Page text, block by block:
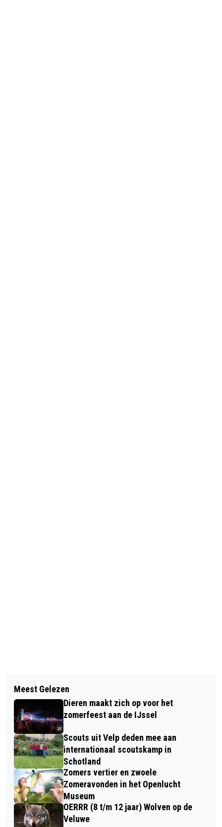
EERBEEKSE MENNER HANS HEUS
GESELECTEERD VOOR HET
WERELDKAMPIOENSCHAP
LOCO-BURGEMEESTER GEA HOFSTEDE
BEZOCHT BEWONERS EN
BUURTBEWONERS VAN BRAND IN
VELP
Meest Gelezen
Dieren maakt zich op voor het
zomerfeest aan de IJssel
Scouts uit Velp deden mee aan
internationaal scoutskamp in
Schotland
Zomers vertier en zwoele
Zomeravonden in het Openlucht
Museum
OERRR (8 t/m 12 jaar) Wolven op de
Veluwe